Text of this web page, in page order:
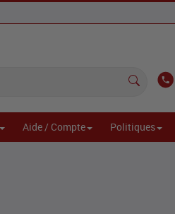
Aide / Compte Politiques